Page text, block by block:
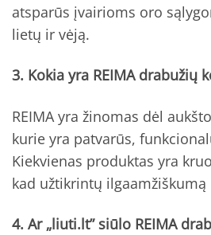
atsparūs įvairioms oro
lietų ir vėją.
3. Kokia yra REIMA drabužių
REIMA yra žinomas dėl
kurie yra patvarūs,
Kiekvienas produktas yra
kad užtikrintų
4. Ar „liuti.lt” siūlo REIMA